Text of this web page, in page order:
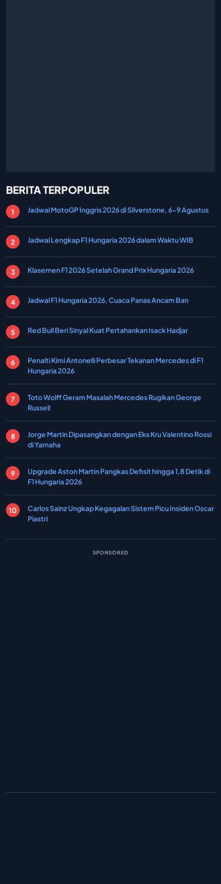
BERITA TERPOPULER
Jadwal MotoGP Inggris 2026 di Silverstone, 6-9 Agustus
Jadwal Lengkap F1 Hungaria 2026 dalam Waktu WIB
Klasemen F1 2026 Setelah Grand Prix Hungaria 2026
Jadwal F1 Hungaria 2026, Cuaca Panas Ancam Ban
Red Bull Beri Sinyal Kuat Pertahankan Isack Hadjar
Penalti Kimi Antonelli Perbesar Tekanan Mercedes di F1
Hungaria 2026
Toto Wolff Geram Masalah Mercedes Rugikan George
Russell
Jorge Martin Dipasangkan dengan Eks Kru Valentino Rossi
di Yamaha
Upgrade Aston Martin Pangkas Defisit hingga 1,8 Detik di
F1 Hungaria 2026
Carlos Sainz Ungkap Kegagalan Sistem Picu Insiden Oscar
Piastri
SPONSORED